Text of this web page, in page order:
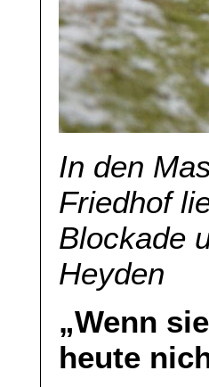
In den
Friedhof
Blockade
Heyden
„Wenn
heute